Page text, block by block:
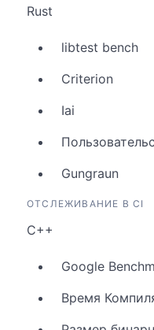
Rust
libtest bench
Criterion
Iai
Gungraun
ОТСЛЕЖИВАНИЕ В CI
C++
Google
Время